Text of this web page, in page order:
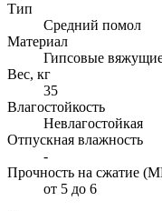
Тип
Средний помол
Материал
Гипсовые
Вес, кг
35
Влагостойкость
Невлагостойкая
Отпускная влажность
-
Прочность на сжатие
от 5 до 6